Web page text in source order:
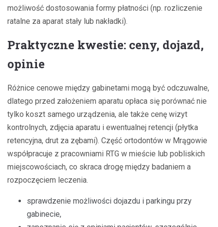
możliwość dostosowania formy płatności (np. rozliczenie
ratalne za aparat stały lub nakładki).
Praktyczne kwestie: ceny, dojazd,
opinie
Różnice cenowe między gabinetami mogą być odczuwalne,
dlatego przed założeniem aparatu opłaca się porównać nie
tylko koszt samego urządzenia, ale także cenę wizyt
kontrolnych, zdjęcia aparatu i ewentualnej retencji (płytka
retencyjna, drut za zębami). Część ortodontów w Mrągowie
współpracuje z pracowniami RTG w mieście lub pobliskich
miejscowościach, co skraca drogę między badaniem a
rozpoczęciem leczenia.
sprawdzenie możliwości dojazdu i parkingu przy
gabinecie,